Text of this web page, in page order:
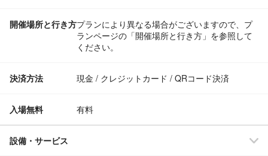
開催場所と行き方プランにより異なる場合がございますので、プ
ランページの「開催場所と行き方」を参照して
ください。
決済方法 現金 / クレジットカード / QRコード決済
入場無料 有料
設備・サービス